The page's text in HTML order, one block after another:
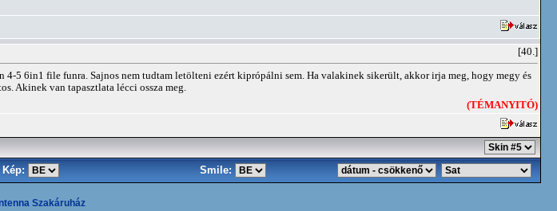
[40.]
5 6in1 file funra. Sajnos nem tudtam letölteni ezért kiprópálni sem. Ha valakinek sikerült, akkor irja meg, hogy megy és
Akinek van tapasztlata lécci ossza meg.
(TÉMANYITÓ)
Kép: Smile:
Szakáruház